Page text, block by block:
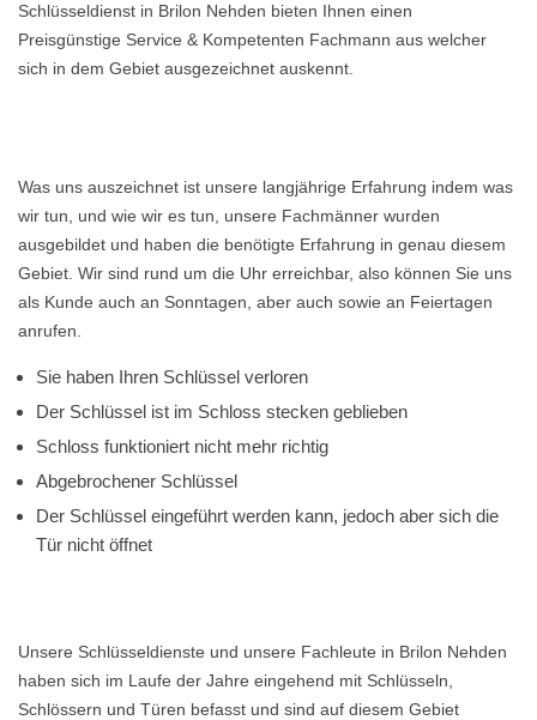
Schlüsseldienst in Brilon Nehden bieten Ihnen einen
Preisgünstige Service & Kompetenten Fachmann aus welcher
sich in dem Gebiet ausgezeichnet auskennt.
Was uns auszeichnet ist unsere langjährige Erfahrung indem was
wir tun, und wie wir es tun, unsere Fachmänner wurden
ausgebildet und haben die benötigte Erfahrung in genau diesem
Gebiet. Wir sind rund um die Uhr erreichbar, also können Sie uns
als Kunde auch an Sonntagen, aber auch sowie an Feiertagen
anrufen.
Sie haben Ihren Schlüssel verloren
Der Schlüssel ist im Schloss stecken geblieben
Schloss funktioniert nicht mehr richtig
Abgebrochener Schlüssel
Der Schlüssel eingeführt werden kann, jedoch aber sich die
Tür nicht öffnet
Unsere Schlüsseldienste und unsere Fachleute in Brilon Nehden
haben sich im Laufe der Jahre eingehend mit Schlüsseln,
Schlössern und Türen befasst und sind auf diesem Gebiet